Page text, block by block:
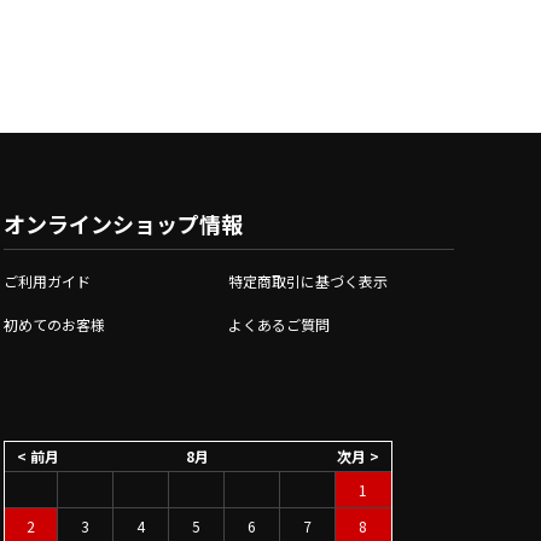
オンラインショップ情報
ご利用ガイド 特定商取引に基づく表示
初めてのお客様 よくあるご質問
8月
< 前月
次月 >
1
2
3 4 5 6 7 8